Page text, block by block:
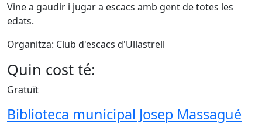
Vine a gaudir i jugar a escacs amb gent de totes les
edats.
Organitza: Club d'escacs d'Ullastrell
Quin cost té:
Gratuït
Biblioteca municipal Josep Massagué